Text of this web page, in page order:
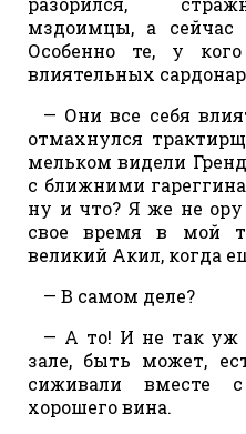
мздоимцы, а сейчас
Особенно те, у
влиятельных
— Они все себя
отмахнулся
мельком видели
с ближними
ну и что? Я же не
свое время в мой
великий Акил, когда
— В самом деле?
— А то! И не так уж
зале, быть может,
сиживали
хорошего вина.